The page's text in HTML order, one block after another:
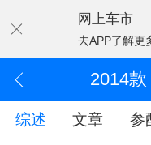
网上车市
去APP了解更
2014
综述 文章 参